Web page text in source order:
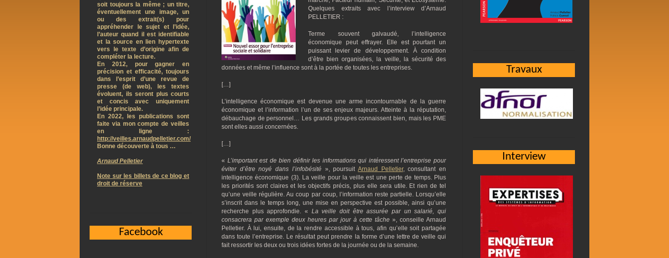
Quelques extraits avec l’interview d’Arnaud
PELLETIER :
Terme souvent galvaudé, l’intelligence
économique peut effrayer. Elle est pourtant un
puissant levier de développement. À condition
d’être bien organisées, la veille, la sécurité des
données et même l’influence sont à la portée de toutes les entreprises.
[…]
L’intelligence économique est devenue une arme incontournable de la guerre
économique et l’information l’un de ses enjeux majeurs. Atteinte à la réputation,
débauchage de personnel… Les grands groupes connaissent bien, mais les PME
sont elles aussi concernées.
[…]
« L’important est de bien définir les informations qui intéressent l’entreprise pour
éviter d’être noyé dans l’infobésité», poursuit Arnaud Pelletier, consultant en
intelligence économique (3). La veille pour la veille est une perte de temps. Plus
les priorités sont claires et les objectifs précis, plus elle sera utile. Et rien de tel
qu’une veille régulière. Au coup par coup, l’information reste partielle. Lorsqu’elle
s’inscrit dans le temps long, une mise en perspective est possible, ainsi qu’une
recherche plus approfondie. « La veille doit être assurée par un salarié, qui
consacrera par exemple deux heures par jour à cette tâche », conseille Arnaud
Pelletier. À lui, ensuite, de la rendre accessible à tous, afin qu’elle soit partagée
dans toute l’entreprise. Le résultat peut prendre la forme d’une lettre de veille qui
fait ressortir les deux ou trois idées fortes de la journée ou de la semaine.
Travaux
Interview
soit toujours la même ; un titre,
éventuellement une image, un
ou des extrait(s) pour
appréhender le sujet et l’idée,
l’auteur quand il est identifiable
et la source en lien hypertexte
vers le texte d’origine afin de
compléter la lecture.
En 2012, pour gagner en
précision et efficacité, toujours
dans l’esprit d’une revue de
presse (de web), les textes
évoluent, ils seront plus courts
et concis avec uniquement
l’idée principale.
En 2022, les publications sont
faite via mon compte de veilles
en ligne :
http://veilles.arnaudpelletier.com/
Bonne découverte à tous …
Arnaud Pelletier
Note sur les billets de ce blog et
droit de réserve
Facebook